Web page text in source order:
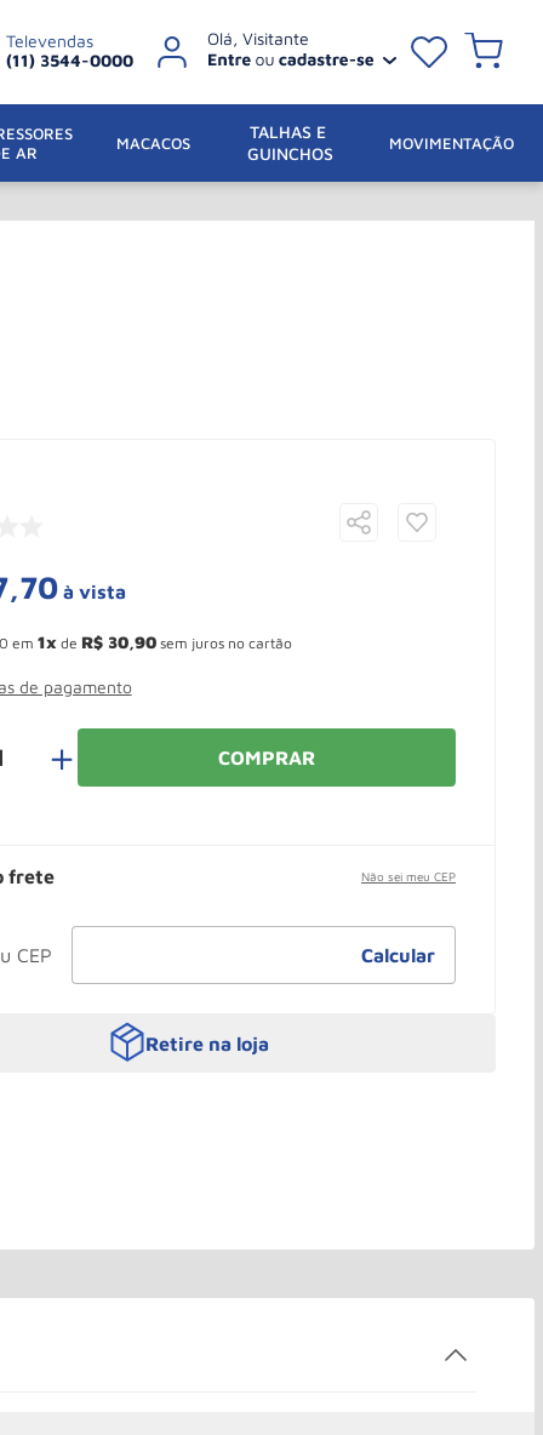
Televendas
(11) 3544-0000
AR
MACACOS
TALHAS E
GUINCHOS
MOVIMENTAÇÃO
,70à vista
em 1 de R$ 30,90sem juros no cartão
de pagamento
＋ COMPRAR
frete Não sei meu CEP
Retire na loja